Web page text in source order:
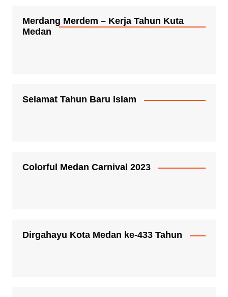
Merdang Merdem – Kerja Tahun Kuta
Medan
Selamat Tahun Baru Islam
Colorful Medan Carnival 2023
Dirgahayu Kota Medan ke-433 Tahun